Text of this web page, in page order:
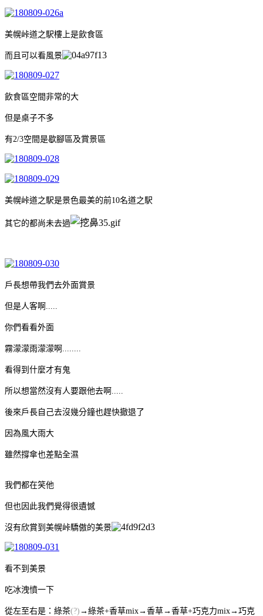
美幌峠道之駅樓上是飲食區
而且可以看風景
飲食區空間非常的大
但是桌子不多
有2/3空間是歇腳區及賞景區
美幌峠道之駅是景色最美的前10名道之駅
其它的都尚未去過
戶長想帶我們去外面賞景
但是人客啊.....
你們看看外面
霧濛濛雨濛濛啊........
看得到什麼才有鬼
所以想當然沒有人要跟他去啊.....
後來戶長自己去沒幾分鐘也趕快撤退了
因為風大雨大
雖然撐傘也差點全濕
我們都在笑他
但也因此我們覺得很遺憾
沒有欣賞到美幌峠驕傲的美景
看不到美景
吃冰洩憤一下
從左至右是：綠茶(?) →綠茶+香草mix→香草→香草+巧克力mix→巧克